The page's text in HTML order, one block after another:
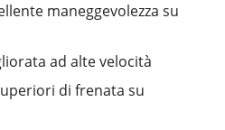
maneggevolezza su
ad alte velocità
di frenata su